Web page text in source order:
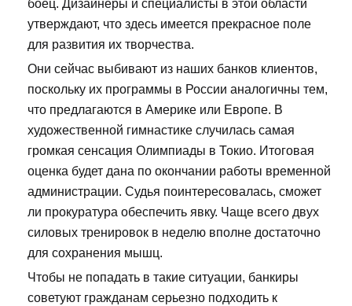
боец. Дизайнеры и специалисты в этой области
утверждают, что здесь имеется прекрасное поле
для развития их творчества.
Они сейчас выбивают из наших банков клиентов,
поскольку их программы в России аналогичны тем,
что предлагаются в Америке или Европе. В
художественной гимнастике случилась самая
громкая сенсация Олимпиады в Токио. Итоговая
оценка будет дана по окончании работы временной
администрации. Судья поинтересовалась, сможет
ли прокуратура обеспечить явку. Чаще всего двух
силовых тренировок в неделю вполне достаточно
для сохранения мышц.
Чтобы не попадать в такие ситуации, банкиры
советуют гражданам серьезно подходить к